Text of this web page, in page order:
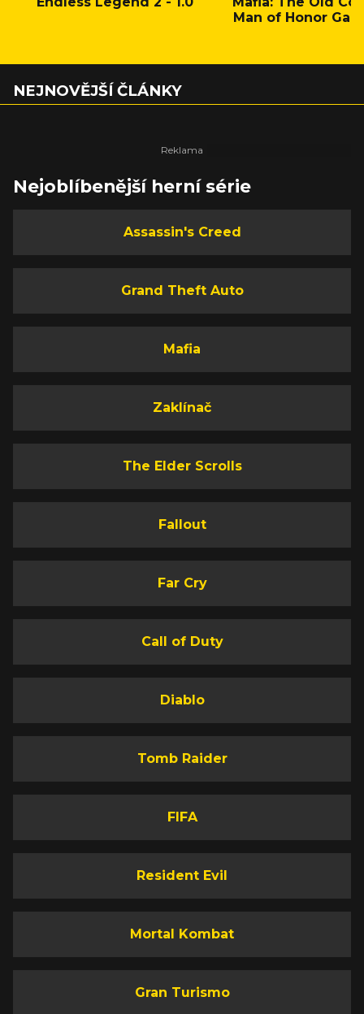
Man of Honor
NEJNOVĚJŠÍ ČLÁNKY
Nejoblíbenější herní série
Assassin's Creed
Grand Theft Auto
Mafia
Zaklínač
The Elder Scrolls
Fallout
Far Cry
Call of Duty
Diablo
Tomb Raider
FIFA
Resident Evil
Mortal Kombat
Gran Turismo